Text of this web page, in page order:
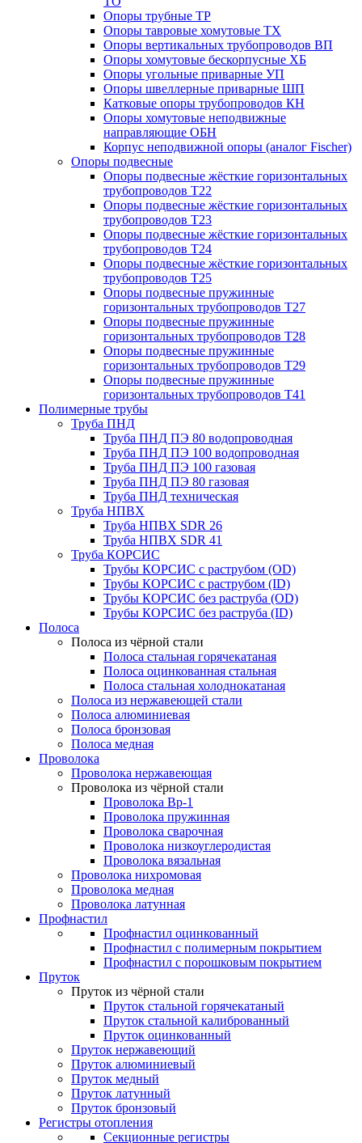
Опоры трубные ТР
Опоры тавровые хомутовые ТХ
Опоры вертикальных трубопроводов ВП
Опоры хомутовые бескорпусные ХБ
Опоры угольные приварные УП
Опоры швеллерные приварные ШП
Катковые опоры трубопроводов КН
Опоры хомутовые неподвижные
направляющие ОБН
Корпус неподвижной опоры (аналог Fischer)
Опоры подвесные
Опоры подвесные жёсткие горизонтальных
трубопроводов Т22
Опоры подвесные жёсткие горизонтальных
трубопроводов Т23
Опоры подвесные жёсткие горизонтальных
трубопроводов Т24
Опоры подвесные жёсткие горизонтальных
трубопроводов Т25
Опоры подвесные пружинные
горизонтальных трубопроводов Т27
Опоры подвесные пружинные
горизонтальных трубопроводов Т28
Опоры подвесные пружинные
горизонтальных трубопроводов Т29
Опоры подвесные пружинные
горизонтальных трубопроводов Т41
Полимерные трубы
Труба ПНД
Труба ПНД ПЭ 80 водопроводная
Труба ПНД ПЭ 100 водопроводная
Труба ПНД ПЭ 100 газовая
Труба ПНД ПЭ 80 газовая
Труба ПНД техническая
Труба НПВХ
Труба НПВХ SDR 26
Труба НПВХ SDR 41
Труба КОРСИС
Трубы КОРСИС с раструбом (OD)
Трубы КОРСИС с раструбом (ID)
Трубы КОРСИС без раструба (OD)
Трубы КОРСИС без раструба (ID)
Полоса
Полоса из чёрной стали
Полоса стальная горячекатаная
Полоса оцинкованная стальная
Полоса стальная холоднокатаная
Полоса из нержавеющей стали
Полоса алюминиевая
Полоса бронзовая
Полоса медная
Проволока
Проволока нержавеющая
Проволока из чёрной стали
Проволока Вр-1
Проволока пружинная
Проволока сварочная
Проволока низкоуглеродистая
Проволока вязальная
Проволока нихромовая
Проволока медная
Проволока латунная
Профнастил
Профнастил оцинкованный
Профнастил с полимерным покрытием
Профнастил с порошковым покрытием
Пруток
Пруток из чёрной стали
Пруток стальной горячекатаный
Пруток стальной калиброванный
Пруток оцинкованный
Пруток нержавеющий
Пруток алюминиевый
Пруток медный
Пруток латунный
Пруток бронзовый
Регистры отопления
Секционные регистры